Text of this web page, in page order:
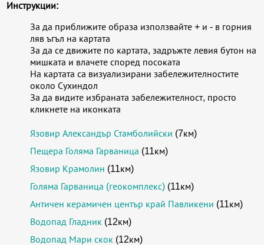
Инструкции:
За да приближите образа използвайте + и - в горния
ляв ъгъл на картата
За да се движите по картата, задръжте левия бутон на
мишката и влачете според посоката
На картата са визуализирани забележителностите
около Сухиндол
За да видите избраната забележителност, просто
кликнете на иконката
Язовир Александър Стамболийски (7км)
Пещера Голяма Гарваница (11км)
Язовир Крамолин (11км)
Голяма Гарваница (геокомплекс) (11км)
Античен керамичен център край Павликени (11км)
Водопад Гладник (12км)
Водопад Мари скок (12км)